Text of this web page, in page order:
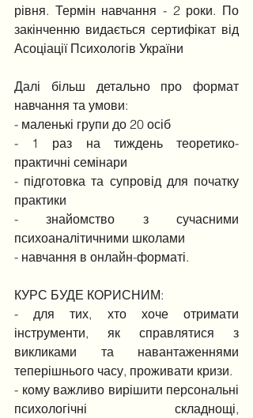
рівня. Термін навчання - 2 роки. По
закінченню видається сертифікат від
Асоціації Психологів України
Далі більш детально про формат
навчання та умови:
- маленькі групи до 20 осіб
- 1 раз на тиждень теоретико-
практичні семінари
- підготовка та супровід для початку
практики
- знайомство з сучасними
психоаналітичними школами
- навчання в онлайн-форматі.
КУРС БУДЕ КОРИСНИМ:
- для тих, хто хоче отримати
інструменти, як справлятися з
викликами та навантаженнями
теперішнього часу, проживати кризи.
- кому важливо вирішити персональні
психологічні складнощі,